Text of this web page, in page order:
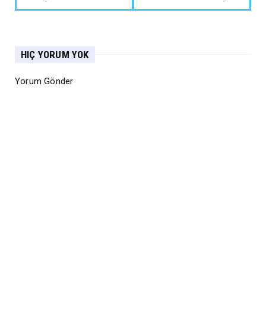
HIÇ YORUM YOK
Yorum Gönder